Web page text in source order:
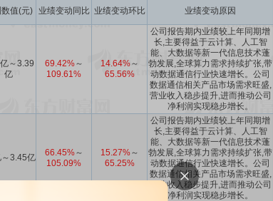
值(元) 业绩变动同比 业绩变动环比 业绩变动原因
～3.39
亿
69.42%～
109.61%
14.64%～
65.56%
公司报告期内业绩较上年同期增
长,主要得益于云计算、人工智
能、大数据等新一代信息技术蓬
勃发展,全球算力需求持续扩张,带
动数据通信行业快速增长。公司
数据通信相关产品市场需求旺盛,
营业收入稳步提升,进而推动公司
净利润实现稳步增长。
3.45亿 66.45%～
105.09%
15.27%～
65.25%
公司报告期内业绩较上年同期增
长,主要得益于云计算、人工智
能、大数据等新一代信息技术蓬
勃发展,全球算力需求持续扩张,带
动数据通信行业快速增长。公司
数据通信相关产品市场需求旺盛,
营业收入稳步提升,进而推动公司
净利润实现稳步增长。